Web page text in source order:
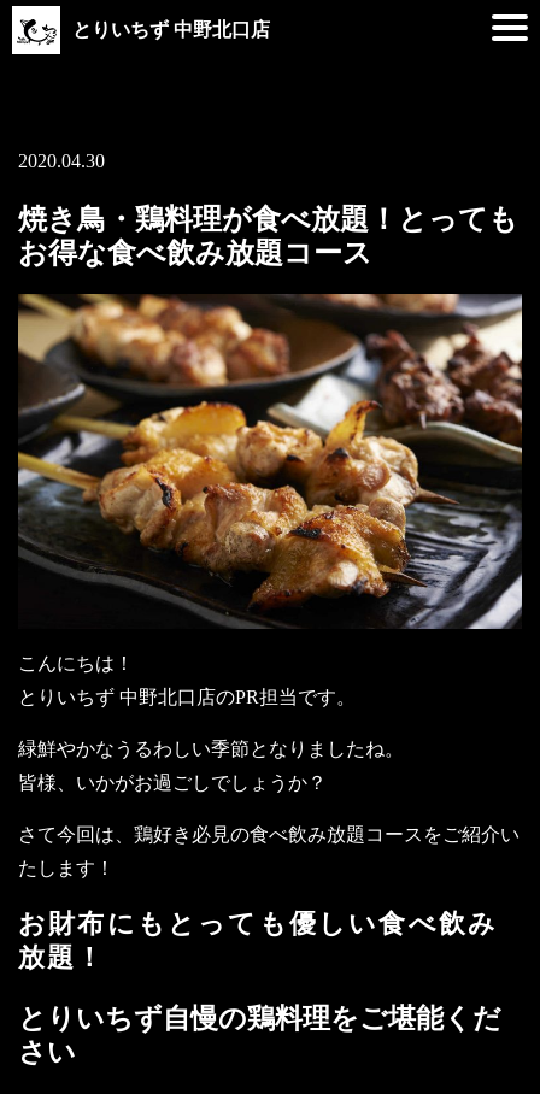
とりいちず 中野北口店
2020.04.30
焼き鳥・鶏料理が食べ放題！とっても
お得な食べ飲み放題コース
こんにちは！
とりいちず 中野北口店のPR担当です。
緑鮮やかなうるわしい季節となりましたね。
皆様、いかがお過ごしでしょうか？
さて今回は、鶏好き必見の食べ飲み放題コースをご紹介い
たします！
お財布にもとっても優しい食べ飲み
放題！
とりいちず自慢の鶏料理をご堪能くだ
さい